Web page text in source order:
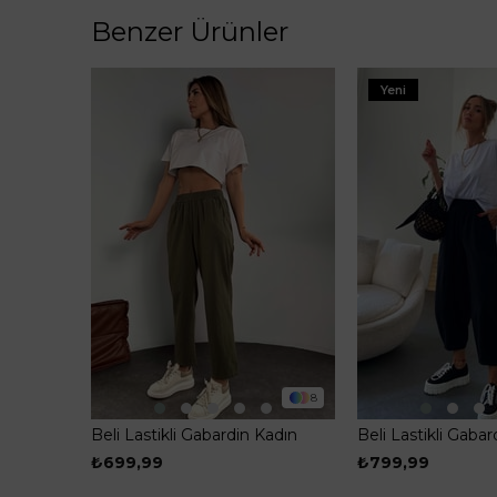
Benzer Ürünler
8
Beli Lastikli Gabardin Kadın
Pantolon Haki
₺699,99
Beli Lastikli
Şalvar Pantolon
₺799,99
Yeni